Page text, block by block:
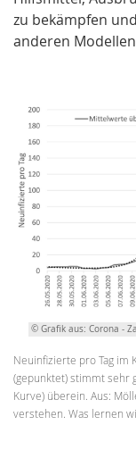
zu bekämpfen
anderen
© Grafik aus: Corona -
Neuinfizierte pro Tag im
(gepunktet) stimmt sehr
Kurve) überein. Aus:
verstehen. Was lernen